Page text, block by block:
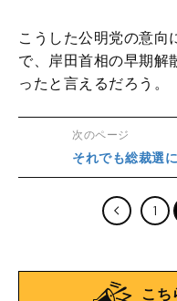
こうした公明党の意向
で、岸田首相の早期解
ったと言えるだろう。
次のページ
それでも総裁選
1
こち